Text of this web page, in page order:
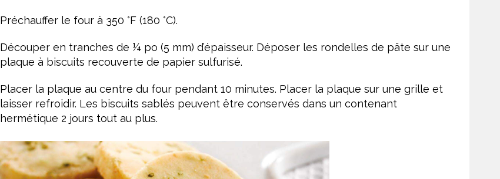
Préchauffer le four à 350 °F (180 °C).
Découper en tranches de ¼ po (5 mm) d’épaisseur. Déposer les rondelles de pâte sur une
plaque à biscuits recouverte de papier sulfurisé.
Placer la plaque au centre du four pendant 10 minutes. Placer la plaque sur une grille et
laisser refroidir. Les biscuits sablés peuvent être conservés dans un contenant
hermétique 2 jours tout au plus.